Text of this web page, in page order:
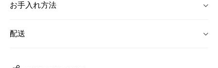
お手入れ方法
配送